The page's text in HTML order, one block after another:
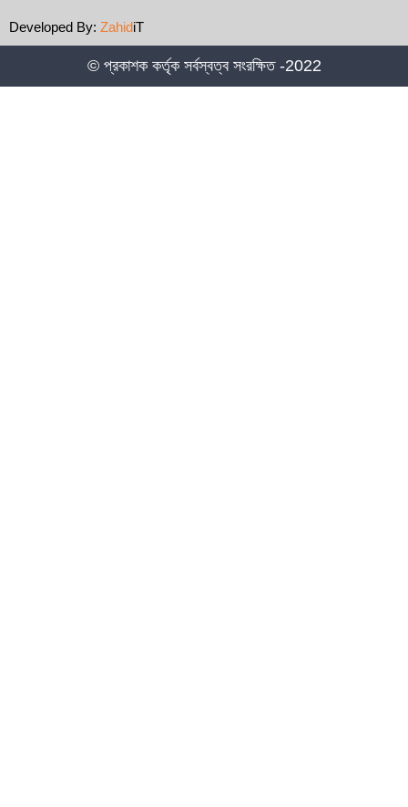
জন্য সচেতনতামূলক মোবাইল কনস্যুলার ক্যাম্পের
আয়োজন
Developed By: ZahidiT
© প্রকাশক কর্তৃক সর্বস্বত্ব সংরক্ষিত -2022